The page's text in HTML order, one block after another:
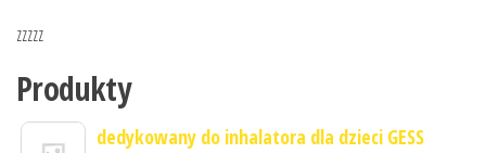
zzzzz
Produkty
dedykowany do inhalatora dla dzieci GESS